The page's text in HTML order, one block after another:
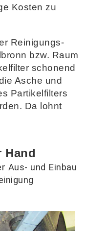
Kosten zu
Reinigungs-
bzw. Raum
schonend
Asche und
Partikelfilters
Da lohnt
Hand
Aus- und Einbau